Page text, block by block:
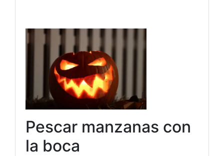
Pescar manzanas con
la boca